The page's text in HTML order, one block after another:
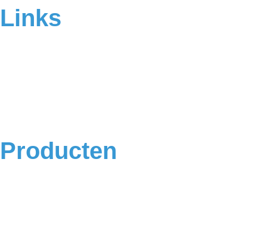
Links
Producten